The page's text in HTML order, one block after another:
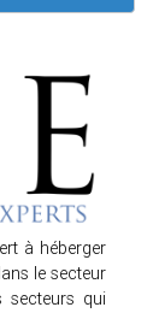
à héberger
le secteur
secteurs qui